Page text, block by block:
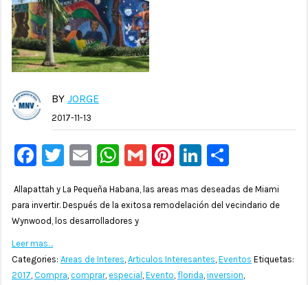
BY JORGE
2017-11-13
Facebook
Twitter
EmailWhatsApp
GmailPinterest
LinkedIn
Allapattah y La Pequeña Habana, las areas mas deseadas de Miami
para invertir. Después de la exitosa remodelación del vecindario de
Wynwood, los desarrolladores y
Leer mas…
Categories: Areas de Interes, Articulos Interesantes, Eventos Etiquetas:
2017, Compra, comprar, especial , Evento, florida, inversion,